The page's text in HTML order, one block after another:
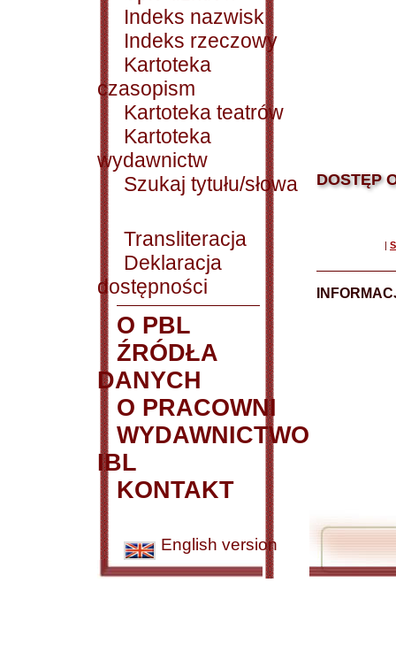
Indeks nazwisk
Indeks rzeczowy
Kartoteka
czasopism
Kartoteka teatrów
Kartoteka
wydawnictw
Szukaj tytułu/słowa
Transliteracja
Deklaracja
dostępności
O PBL
ŹRÓDŁA
DANYCH
O PRACOWNI
WYDAWNICTWO
IBL
KONTAKT
English version
DOSTĘP
|